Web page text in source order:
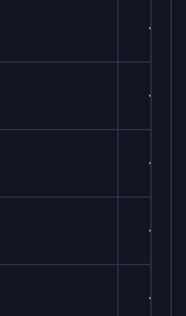
✓
✓
✓
✓
✓